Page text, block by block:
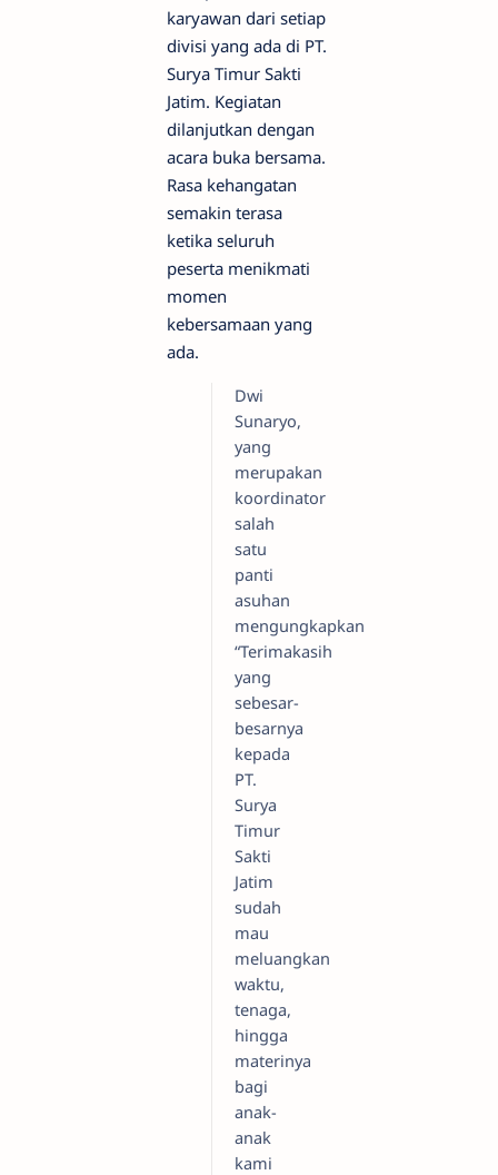
karyawan dari setiap
divisi yang ada di PT.
Surya Timur Sakti
Jatim. Kegiatan
dilanjutkan dengan
acara buka bersama.
Rasa kehangatan
semakin terasa
ketika seluruh
peserta menikmati
momen
kebersamaan yang
ada.
Dwi
Sunaryo,
yang
merupakan
koordinator
salah
satu
panti
asuhan
mengungkapkan
“Terimakasih
yang
sebesar-
besarnya
kepada
PT.
Surya
Timur
Sakti
Jatim
sudah
mau
meluangkan
waktu,
tenaga,
hingga
materinya
bagi
anak-
anak
kami